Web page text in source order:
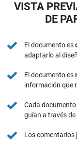
VISTA
DE
El documento es
adaptarlo al
El documento es
información que
Cada
guían a través
Los comentarios